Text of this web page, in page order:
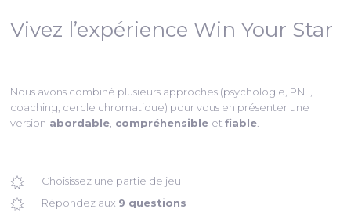
Vivez l’expérience Win Your Star
Nous avons combiné plusieurs approches (psychologie, PNL,
coaching, cercle chromatique) pour vous en présenter une
version abordable, compréhensible et fiable.
Choisissez une partie de jeu
Répondez aux 9 questions